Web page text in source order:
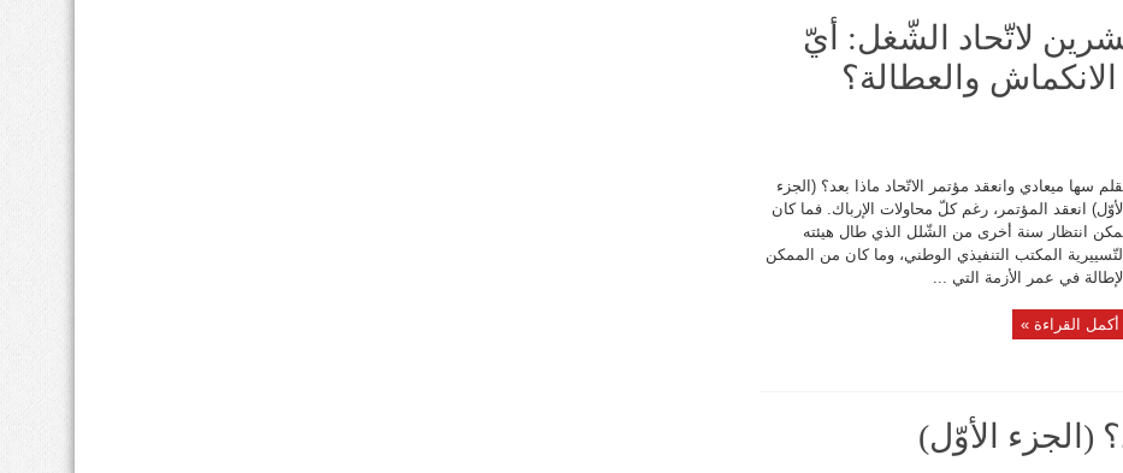
لاتّحاد الشّغل: أيّ
والعطالة؟
سها ميعادي وانعقد مؤتمر الاتّحاد ماذا بعد؟ (الجزء
الأوّل) انعقد المؤتمر، رغم كلّ محاولات الإرباك. فما كان
انتظار سنة أخرى من الشّلل الذي طال هيئته
التّسييرية المكتب التنفيذي الوطني، وما كان من الممكن
الإطالة في عمر الأزمة التي ...
أكمل القراءة »
(الجزء الأوّل)